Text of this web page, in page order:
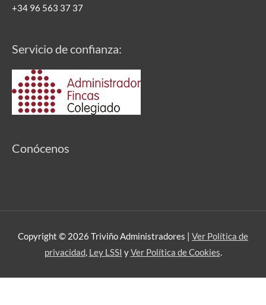
+34 96 563 37 37
Servicio de confianza:
Conócenos
Copyright © 2026 Triviño Administradores
Ver Política de
privacidad, Ley LSSI yVer Política de Cookies.